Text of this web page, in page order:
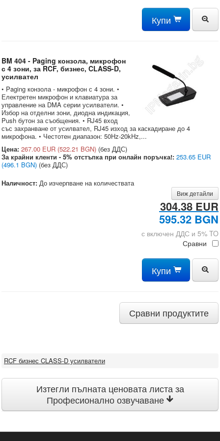
Купи
BM 404 - Paging конзола, микрофон
с 4 зони, за RCF, бизнес, CLASS-D,
усилвател
• Paging конзола - микрофон с 4 зони. •
Електретен микрофон и клавиатура за
управление на DMA серии усилватели. •
Избор на отделни зони, диодна индикация,
Push бутон за съобщения. • RJ45 вход
със захранване от усилвател, RJ45 изход за каскадиране до 4
микрофона. • Честотен диапазон: 50Hz-20kHz,...
Цена: 267.00 EUR (522.21 BGN) (без ДДС)
За крайни кленти - 5% отстъпка при онлайн поръчка!: 253.65 EUR
(496.1 BGN) (без ДДС)
Наличност: До изчерпване на количествата
Виж детайли
304.38 EUR
595.32 BGN
с включен ДДС и 5% TO
Сравни
Купи
Сравни продуктите
RCF бизнес CLASS-D усилватели
Изтегли пълната ценовата листа за
Професионално озвучаване